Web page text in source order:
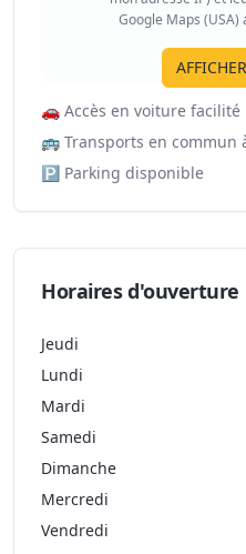
Google Maps
🚗 Accès en voiture facilité
🚌 Transports en commun
🅿️ Parking disponible
Horaires d'ouverture
Jeudi
Lundi
Mardi
Samedi
Dimanche
Mercredi
Vendredi